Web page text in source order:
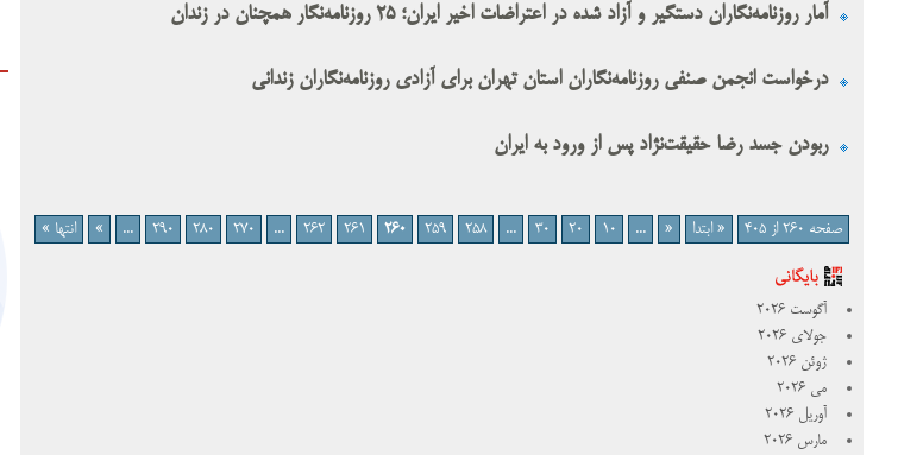
آمار روزنامه‌نگاران دستگیر و آزاد شده در اعتراضات اخیر ایران؛ ۲۵ روزنامه‌نگار همچنان در زندان
درخواست انجمن صنفی روزنامه‌نگاران استان تهران برای آزادی روزنامه‌نگاران زندانی
ربودن جسد رضا حقیقت‌نژاد پس از ورود به ایران
صفحه 260 از 405 « ابتدا «
...
10
20
30
...
258
259
260
261
262
...
270
280
290
...
» انتها »
آگوست 2026
جولای 2026
ژوئن 2026
می 2026
آوریل 2026
مارس 2026